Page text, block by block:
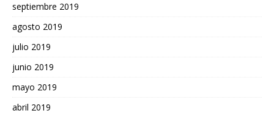
septiembre 2019
agosto 2019
julio 2019
junio 2019
mayo 2019
abril 2019